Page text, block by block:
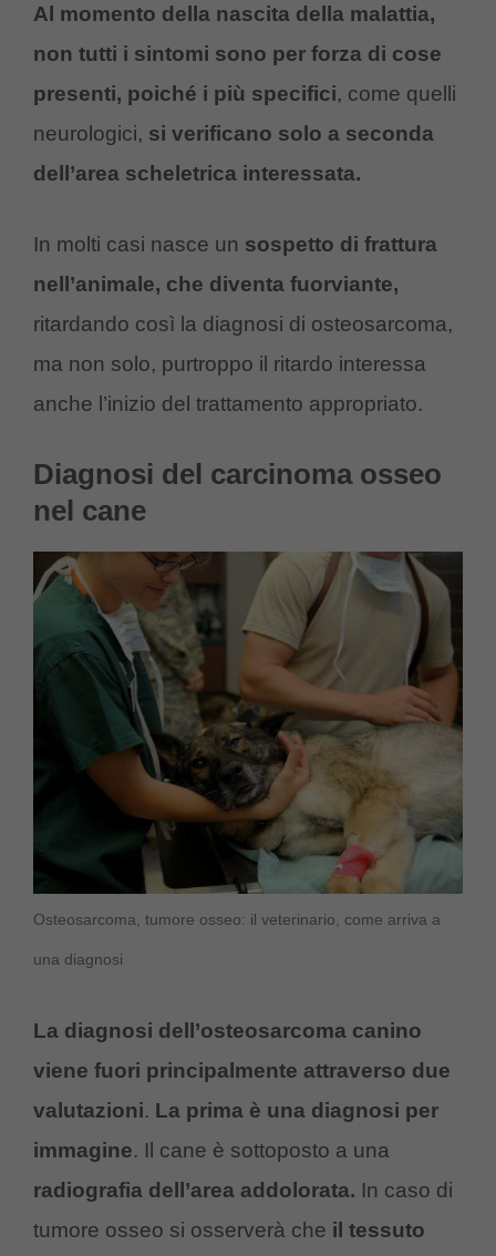
Al momento della nascita della malattia,
non tutti i sintomi sono per forza di cose
presenti, poiché i più specifici, come quelli
neurologici, si verificano solo a seconda
dell’area scheletrica interessata.
In molti casi nasce un sospetto di frattura
nell’animale, che diventa fuorviante,
ritardando così la diagnosi di osteosarcoma,
ma non solo, purtroppo il ritardo interessa
anche l’inizio del trattamento appropriato.
Diagnosi del carcinoma osseo
nel cane
Osteosarcoma, tumore osseo: il veterinario, come arriva a
una diagnosi
La diagnosi dell’osteosarcoma canino
viene fuori principalmente attraverso due
valutazioni. La prima è una diagnosi per
immagine. Il cane è sottoposto a una
radiografia dell’area addolorata. In caso di
tumore osseo si osserverà che il tessuto